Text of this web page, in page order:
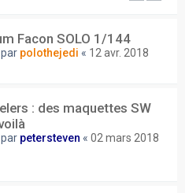
Facon SOLO 1/144
polothejedi « 12 avr. 2018
: des maquettes SW
petersteven « 02 mars 2018